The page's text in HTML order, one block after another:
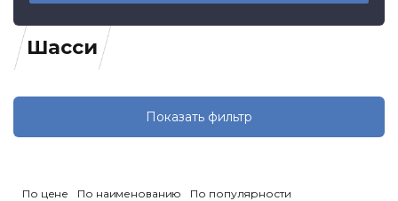
Шасси
Показать фильтр
По цене По наименованию
По популярности